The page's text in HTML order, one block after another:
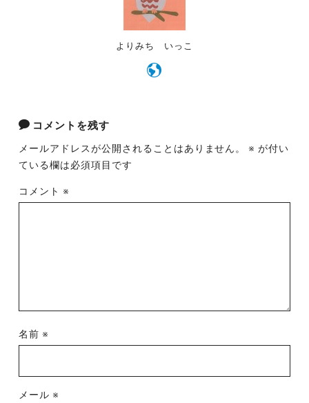
よりみち いっこ
コメントを残す
メールアドレスが公開されることはありません。 ※ が付い
ている欄は必須項目です
コメント ※
名前 ※
メール ※